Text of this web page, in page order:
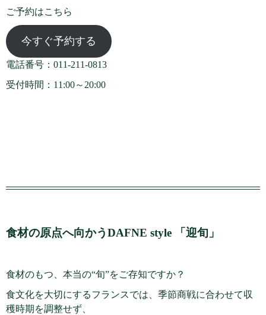
ご予約はこちら
今すぐ予約する
電話番号：011-211-0813
受付時間：11:00～20:00
食材の原点へ向かうDAFNE style 「迎旬」
食材のもつ、本当の“旬”をご存知ですか？
食文化を大切にするフランスでは、季節商戦に合わせて収
穫時期を調整せず、